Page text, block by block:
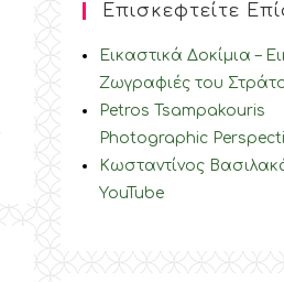
Επισκεφτείτε
Εικαστικά Δοκίμια –
Ζωγραφιές του
Petros Tsampakouris
Photographic
Κωσταντίνος
YouTube